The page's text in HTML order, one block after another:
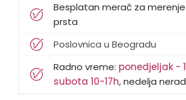
Besplatan merač za
prsta
Poslovnica u Beogradu
Radno vreme: ponedjeljak -
subota 10-17h, nedelja